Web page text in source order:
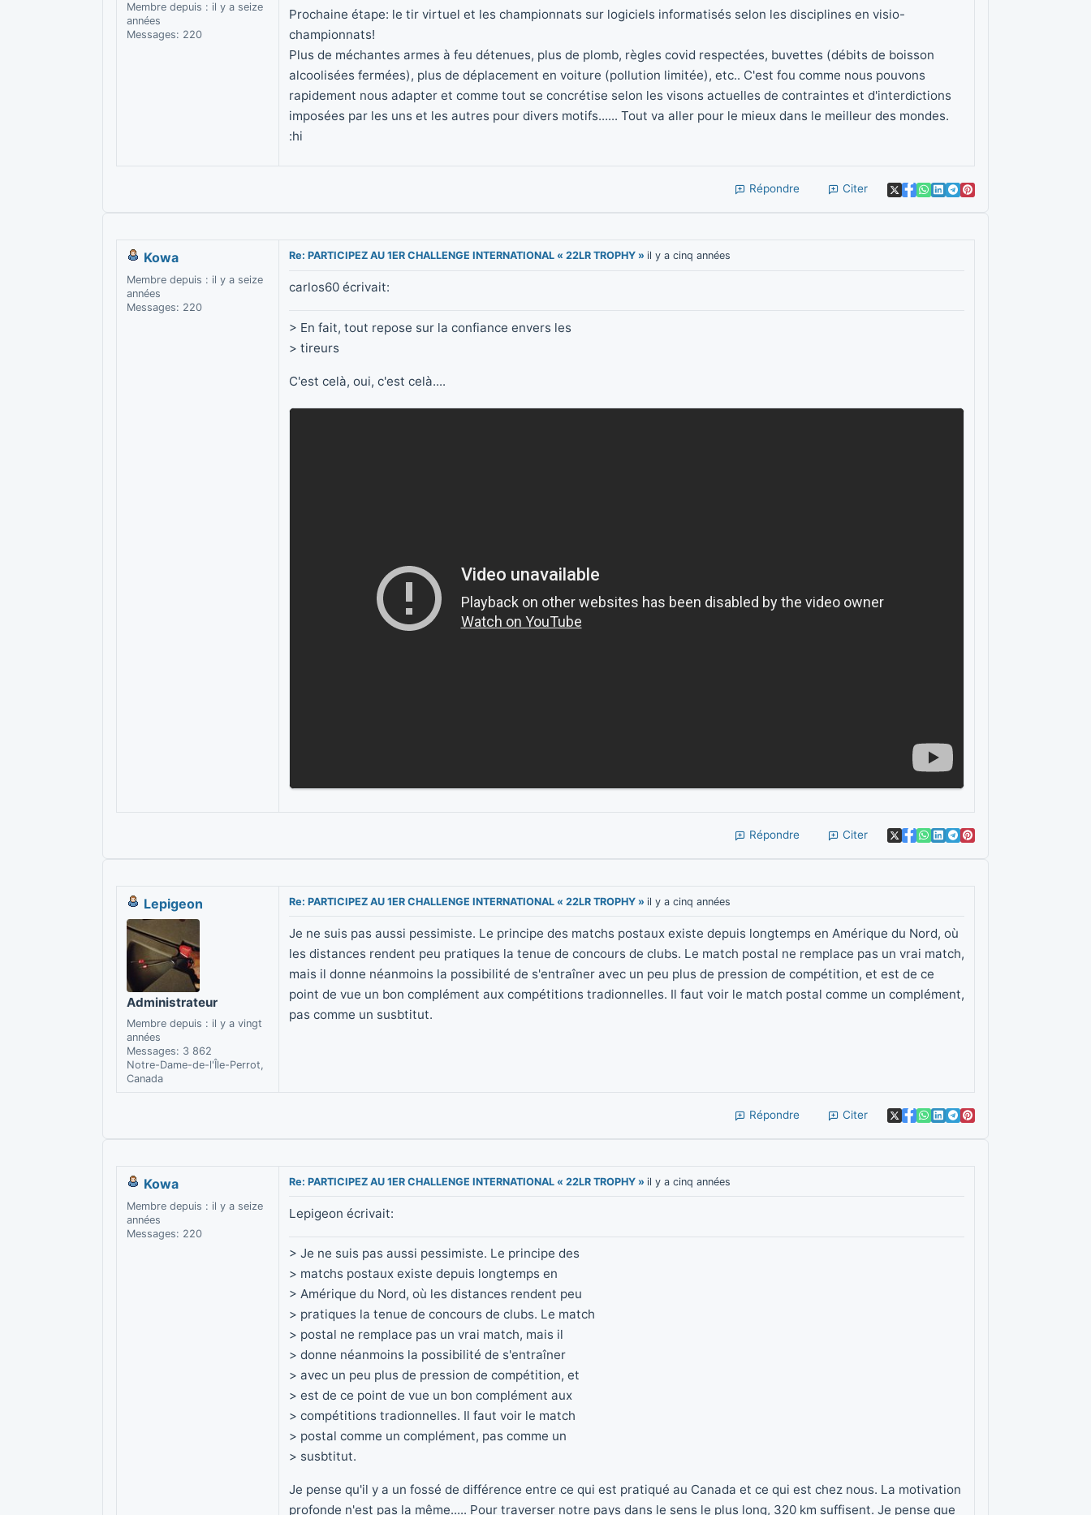
Membre depuis : il y a seize
années
Messages: 220
Prochaine étape: le tir virtuel et les championnats sur logiciels informatisés selon les disciplines en visio-
championnats!
Plus de méchantes armes à feu détenues, plus de plomb, règles covid respectées, buvettes (débits de boisson
alcoolisées fermées), plus de déplacement en voiture (pollution limitée), etc.. C'est fou comme nous pouvons
rapidement nous adapter et comme tout se concrétise selon les visons actuelles de contraintes et d'interdictions
imposées par les uns et les autres pour divers motifs...... Tout va aller pour le mieux dans le meilleur des mondes.
:hi
Répondre Citer
Kowa
Membre depuis : il y a seize
années
Messages: 220
Re: PARTICIPEZ AU 1ER CHALLENGE INTERNATIONAL « 22LR TROPHY » il y a cinq années
carlos60 écrivait:
> En fait, tout repose sur la confiance envers les
> tireurs
C'est celà, oui, c'est celà....
Répondre Citer
Lepigeon
Administrateur
Membre depuis : il y a vingt
années
Messages: 3 862
Notre-Dame-de-l'Île-Perrot,
Canada
Re: PARTICIPEZ AU 1ER CHALLENGE INTERNATIONAL « 22LR TROPHY » il y a cinq années
Je ne suis pas aussi pessimiste. Le principe des matchs postaux existe depuis longtemps en Amérique du Nord, où
les distances rendent peu pratiques la tenue de concours de clubs. Le match postal ne remplace pas un vrai match,
mais il donne néanmoins la possibilité de s'entraîner avec un peu plus de pression de compétition, et est de ce
point de vue un bon complément aux compétitions tradionnelles. Il faut voir le match postal comme un complément,
pas comme un susbtitut.
Répondre Citer
Kowa
Membre depuis : il y a seize
années
Messages: 220
Re: PARTICIPEZ AU 1ER CHALLENGE INTERNATIONAL « 22LR TROPHY » il y a cinq années
Lepigeon écrivait:
> Je ne suis pas aussi pessimiste. Le principe des
> matchs postaux existe depuis longtemps en
> Amérique du Nord, où les distances rendent peu
> pratiques la tenue de concours de clubs. Le match
> postal ne remplace pas un vrai match, mais il
> donne néanmoins la possibilité de s'entraîner
> avec un peu plus de pression de compétition, et
> est de ce point de vue un bon complément aux
> compétitions tradionnelles. Il faut voir le match
> postal comme un complément, pas comme un
> susbtitut.
Je pense qu'il y a un fossé de différence entre ce qui est pratiqué au Canada et ce qui est chez nous. La motivation
profonde n'est pas la même..... Pour traverser notre pays dans le sens le plus long, 320 km suffisent. Je pense que